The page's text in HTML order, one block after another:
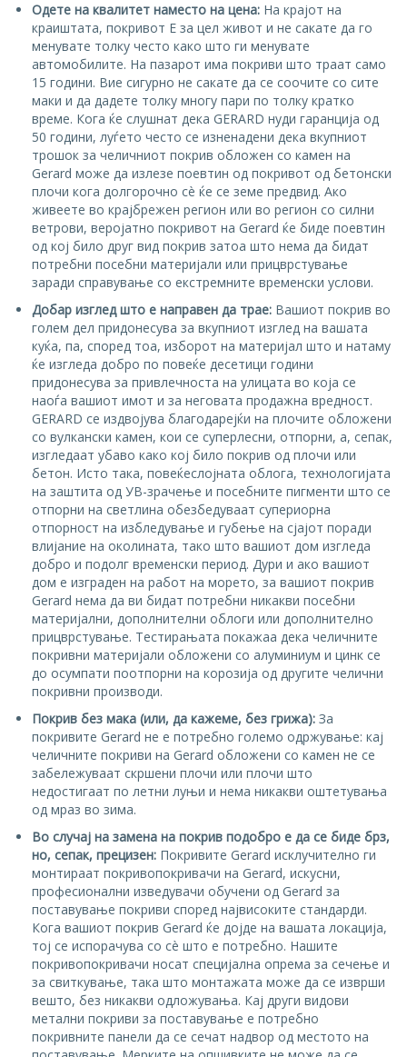
Одете на квалитет наместo на цена: На крајот на
краиштата, покривот Е за цел живот и не сакате да го
менувате толку често како што ги менувате
автомобилите. На пазарот има покриви што траат само
15 години. Вие сигурно не сакате да се соочите со сите
маки и да дадете толку многу пари по толку кратко
време. Кога ќе слушнат дека GERARD нуди гаранција од
50 години, луѓето често се изненадени дека вкупниот
трошок за челичниот покрив обложен со камен на
Gerard може да излезе поевтин од покривот од бетонски
плочи кога долгорочно сè ќе се земе предвид. Ако
живеете во крајбрежен регион или во регион со силни
ветрови, веројатно покривот на Gerard ќе биде поевтин
од кој било друг вид покрив затоа што нема да бидат
потребни посебни материјали или прицврстување
заради справување со екстремните временски услови.
Добар изглед што е направен да трае: Вашиот покрив во
голем дел придонесува за вкупниот изглед на вашата
куќа, па, според тоа, изборот на материјал што и натаму
ќе изгледа добро по повеќе десетици години
придонесува за привлечноста на улицата во која се
наоѓа вашиот имот и за неговата продажна вредност.
GERARD се издвојува благодарејќи на плочите обложени
со вулкански камен, кои се суперлесни, отпорни, а, сепак,
изгледаат убаво како кој било покрив од плочи или
бетон. Исто така, повеќеслојната облога, технологијата
на заштита од УВ-зрачење и посебните пигменти што се
отпорни на светлина обезбедуваат супериорна
отпорност на избледување и губење на сјајот поради
влијание на околината, тако што вашиот дом изгледа
добро и подолг временски период. Дури и ако вашиот
дом е изграден на работ на морето, за вашиот покрив
Gerard нема да ви бидат потребни никакви посебни
материјални, дополнителни облоги или дополнително
прицврстување. Тестирањата покажаа дека челичните
покривни материјали обложени со алуминиум и цинк се
до осумпати поотпорни на корозија од другите челични
покривни производи.
Покрив без мака (или, да кажеме, без грижа): За
покривите Gerard не е потребно големо одржување: кај
челичните покриви на Gerard обложени со камен не се
забележуваат скршени плочи или плочи што
недостигаат по летни луњи и нема никакви оштетувања
од мраз во зима.
Во случај на замена на покрив подобро е да се биде брз,
но, сепак, прецизен: Покривите Gerard исклучително ги
монтираат покривопокривачи на Gerard, искусни,
професионални изведувачи обучени од Gerard за
поставување покриви според највисоките стандарди.
Кога вашиот покрив Gerard ќе дојде на вашата локација,
тој се испорачува со сè што е потребно. Нашите
покривопокривачи носат специјална опрема за сечење и
за свиткување, така што монтажата може да се изврши
вешто, без никакви одложувања. Кај други видови
метални покриви за поставување е потребно
покривните панели да се сечат надвор од местото на